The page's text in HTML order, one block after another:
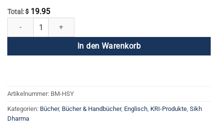
Total: $ 19.95
Helden, Heilige und Yogis Menge
In den Warenkorb
Artikelnummer: BM-HSY
Kategorien: Bücher, Bücher & Handbücher, Englisch, KRI-Produkte, Sikh
Dharma